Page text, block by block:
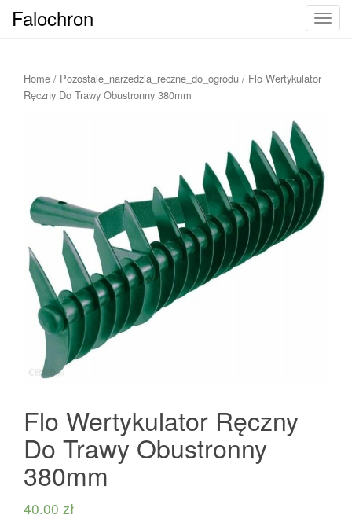
T
i
g
Falochron
Home / Pozostale_narzedzia_reczne_do_ogrodu / Flo Wertykulator
Ręczny Do Trawy Obustronny 380mm
Flo Wertykulator Ręczny
Do Trawy Obustronny
380mm
40.00 zł